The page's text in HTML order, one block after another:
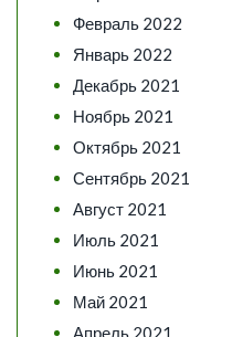
Февраль 2022
Январь 2022
Декабрь 2021
Ноябрь 2021
Октябрь 2021
Сентябрь 2021
Август 2021
Июль 2021
Июнь 2021
Май 2021
Апрель 2021